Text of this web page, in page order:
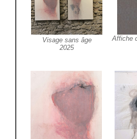
Visage sans âge
2025
Affiche